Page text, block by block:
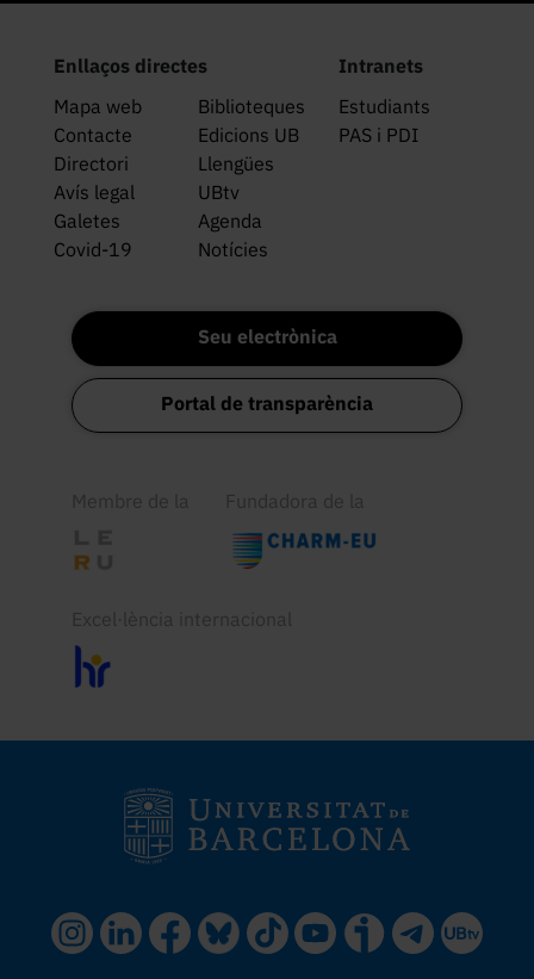
Enllaços directes
Mapa web
Biblioteques
Contacte
Edicions UB
Directori
Llengües
Avís legal
UBtv
Galetes
Agenda
Covid-19
Notícies
Intranets
Estudiants
PAS i PDI
Seu electrònica
Portal de transparència
Membre de la Fundadora de la
Excel·lència internacional